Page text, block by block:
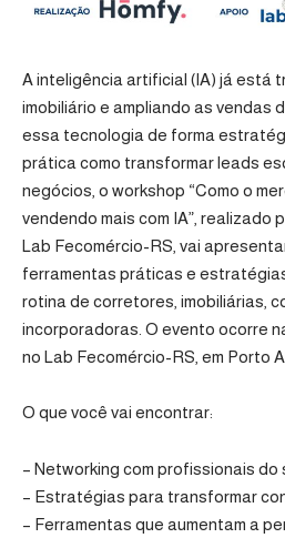
A inteligência artificial (IA) já está
imobiliário e ampliando as vendas
essa tecnologia de forma
prática como transformar leads
negócios, o workshop “Como o
vendendo mais com IA”, realizado
Lab Fecomércio-RS , vai
ferramentas práticas e
rotina de corretores, imobiliárias,
incorporadoras. O evento ocorre
no Lab Fecomércio-RS, em Porto
O que você vai encontrar:
– Networking com profissionais do
– Estratégias para transformar
– Ferramentas que aumentam a